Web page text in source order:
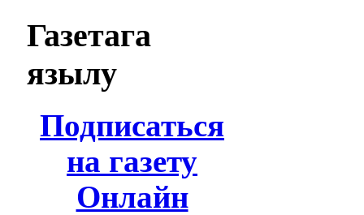
Газетага
язылу
Подписаться
на газету
Онлайн